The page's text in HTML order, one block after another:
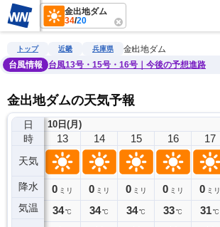
金出地ダム
34/20
雨雲レーダー 台風情報 地震情報
トップ 近畿 兵庫県
金出地ダム
台風情報
台風13号・15号・16号｜今後の予想進路
金出地ダムの天気予報
日
時
天気
降水
気温
10日(月)
12
0ミリ
32℃
13
0 ミリ
34℃
14
0 ミリ
34℃
15
0 ミリ
34℃
16
0 ミリ
33℃
17
0 ミリ
31℃